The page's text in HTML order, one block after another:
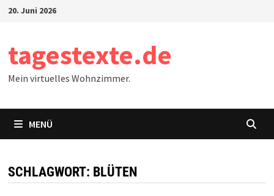
Zum20. Juni 2026
tagestexte.de
Mein virtuelles Wohnzimmer.
MENÜ
SCHLAGWORT: BLÜTEN